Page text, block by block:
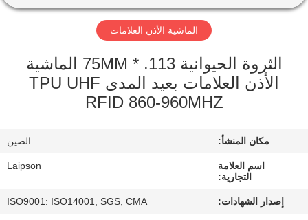
المعمل
مراقبة
اتصل
الماشية الأذن العلامات
الثروة الحيوانية 113. * 75MM الماشية
الأذن العلامات بعيد المدى TPU UHF
RFID 860-960MHZ
مكان المنشأ: الصين
اسم العلامة
التجارية:
Laipson
إصدار الشهادات: ISO9001: ISO14001, SGS, CMA